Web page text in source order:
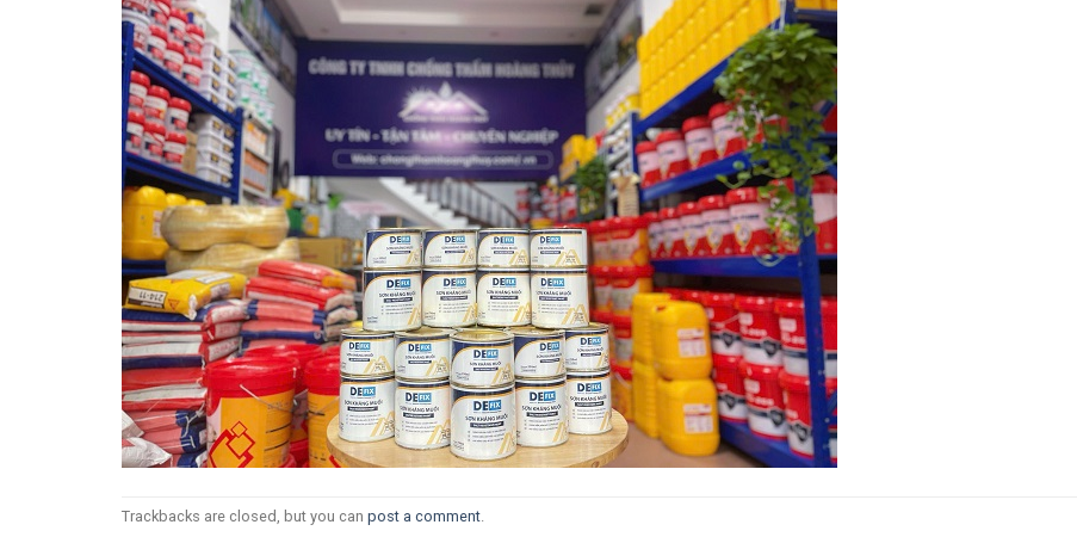
Trackbacks are closed, but you can post a comment